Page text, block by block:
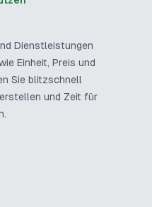
Dienstleistungen
Einheit, Preis und
Sie blitzschnell
und Zeit für